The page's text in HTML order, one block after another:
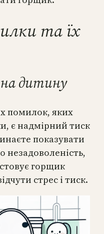
та їх
дитину
помилок, яких
є надмірний тиск
показувати
незадоволеність,
горщик
стрес і тиск.